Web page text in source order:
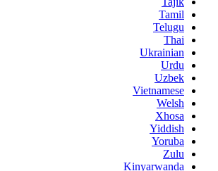
Tamil
Telugu
Thai
Ukrainian
Urdu
Uzbek
Vietnamese
Welsh
Xhosa
Yiddish
Yoruba
Zulu
Kinyarwanda